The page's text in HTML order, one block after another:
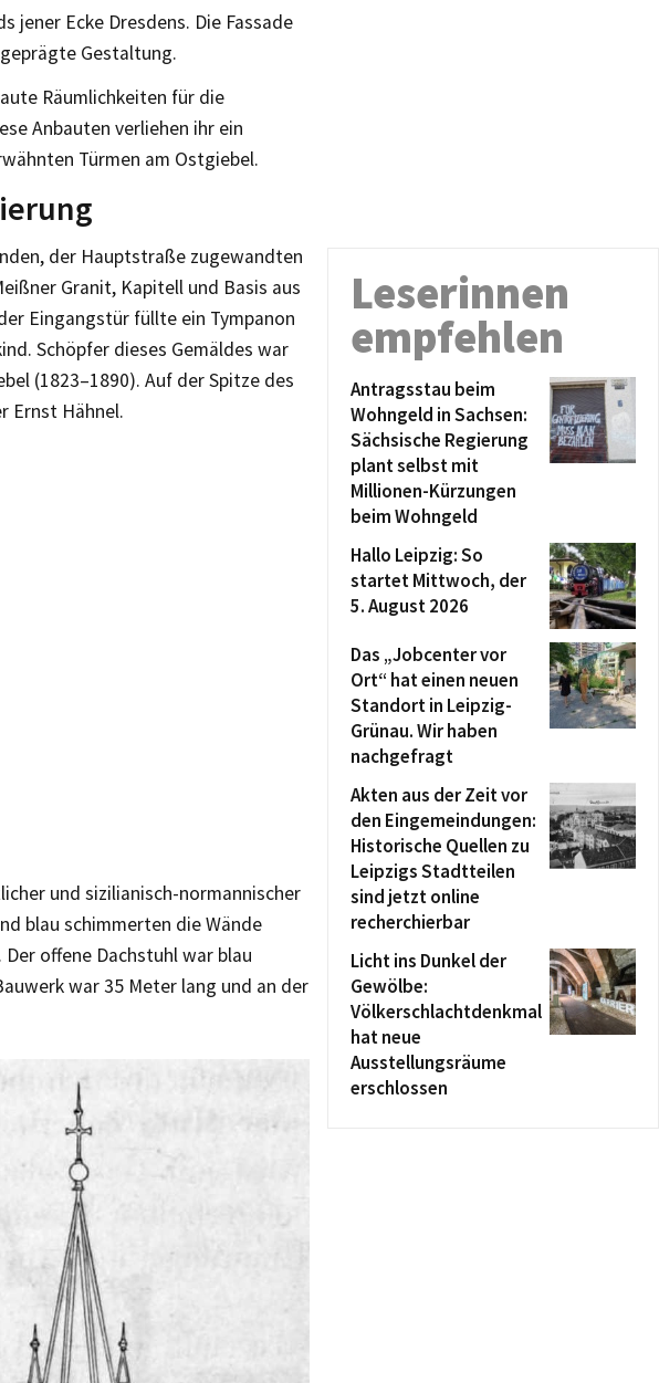
jener Ecke Dresdens. Die Fassade
Gestaltung.
Räumlichkeiten für die
Anbauten verliehen ihr ein
Türmen am Ostgiebel.
der Hauptstraße zugewandten
Granit, Kapitell und Basis aus
Eingangstür füllte ein Tympanon
Schöpfer dieses Gemäldes war
(1823–1890). Auf der Spitze des
Ernst Hähnel.
und sizilianisch-normannischer
blau schimmerten die Wände
offene Dachstuhl war blau
war 35 Meter lang und an der
Leserinnen
empfehlen
Antragsstau beim
Wohngeld in Sachsen:
Sächsische Regierung
plant selbst mit
Millionen-Kürzungen
beim Wohngeld
Hallo Leipzig: So
startet Mittwoch, der
5. August 2026
Das „Jobcenter vor
Ort“ hat einen neuen
Standort in Leipzig-
Grünau. Wir haben
nachgefragt
Akten aus der Zeit vor
den Eingemeindungen:
Historische Quellen zu
Leipzigs Stadtteilen
sind jetzt online
recherchierbar
Licht ins Dunkel der
Gewölbe:
Völkerschlachtdenkmal
hat neue
Ausstellungsräume
erschlossen